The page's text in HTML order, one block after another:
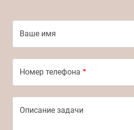
Ваше имя
Номер телефона
Описание задачи